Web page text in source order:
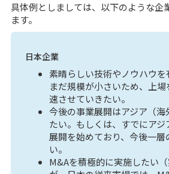
具体例としましては、以下のような企
ます。
日本企業
素晴らしい技術やノウハウ
まだ規模が小さいため、上
速させていきたい。
今後の事業展開はアジア（海
たい。もしくは、すでにア
展開を始めており、今後一層
い。
M&Aを積極的に実施したい（